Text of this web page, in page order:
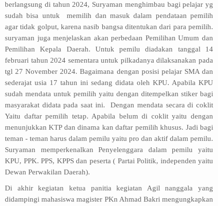
berlangsung di tahun 2024, Suryaman menghimbau bagi pelajar yg
sudah bisa untuk memilih dan masuk dalam pendataan pemilih
agar tidak golput, karena nasib bangsa ditentukan dari para pemilih.
suryaman juga menjelaskan akan perbedaan Pemilihan Umum dan
Pemilihan Kepala Daerah. Untuk pemilu diadakan tanggal 14
februari tahun 2024 sementara untuk pilkadanya dilaksanakan pada
tgl 27 November 2024. Bagaimana dengan posisi pelajar SMA dan
sederajat usia 17 tahun ini sedang didata oleh KPU. Apabila KPU
sudah mendata untuk pemilih yaitu dengan ditempelkan stiker bagi
masyarakat didata pada saat ini. Dengan mendata secara di coklit
Yaitu daftar pemilih tetap. Apabila belum di coklit yaitu dengan
menunjukkan KTP dan dinama kan daftar pemilih khusus. Jadi bagi
teman - teman harus dalam pemilu yaitu pro dan aktif dalam pemilu.
Suryaman memperkenalkan Penyelenggara dalam pemilu yaitu
KPU, PPK. PPS, KPPS dan peserta ( Partai Politik, independen yaitu
Dewan Perwakilan Daerah).
Di akhir kegiatan ketua panitia kegiatan Agil nanggala yang
didampingi mahasiswa magister PKn Ahmad Bakri mengungkapkan